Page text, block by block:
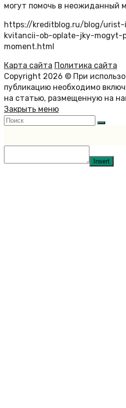
могут помочь в неожиданный
https://kreditblog.ru/blog/urist-
kvitancii-ob-oplate-jky-mogyt-
moment.html
Карта сайта Политика сайта
Copyright 2026 © При
публикацию необходимо
на статью, размещенную на
Закрыть меню
Insert